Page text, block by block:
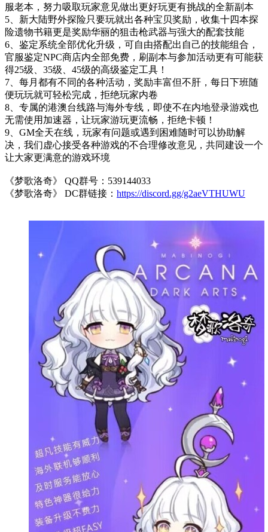
服老本，努力吸取玩家意见做出更好玩更有挑战的全新副本
5、新大陆野外探险只要玩就出各种宝贝奖励，收集十四本探
险遗物书籍更是奖励华丽的狙击枪武器与强大的配套技能
6、鉴定系统全部优化升级，可自由搭配出自己的技能组合，
官服鉴定NPC商店内全部免费，刷副本与参加活动更有可能获
得25级、35级、45级的高级鉴定工具！
7、每月都有不同的各种活动，奖励丰富但不肝，每日下班随
便玩玩就可轻松完成，拒绝玩家内卷
8、专属的港澳台线路与海外专线，即使不在内地登录游戏也
无需使用加速器，让玩家游玩更流畅，拒绝卡顿！
9、GM全天在线，玩家有问题或遇到困难随时可以协助解
决，我们虚心接受各种游戏的不合理修改意见，共同建设一个
让大家更满意的游戏环境
《梦歌洛奇》 QQ群号：539144033
《梦歌洛奇》 DC群链接： https://discord.gg/g2aeVTHUWU